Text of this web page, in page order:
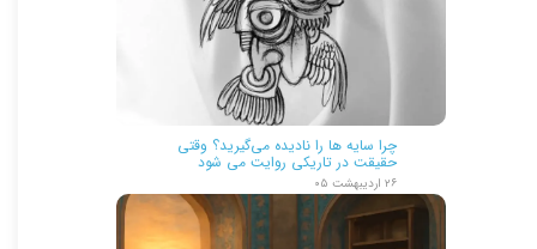
چرا سایه ها را نادیده می‌گیرید؟ وقتی
حقیقت در تاریکی روایت می شود
۲۶ اردیبهشت ۰۵